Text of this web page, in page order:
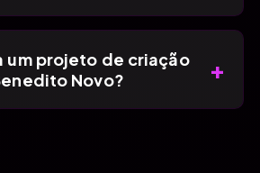
um projeto de criação
Novo?
+